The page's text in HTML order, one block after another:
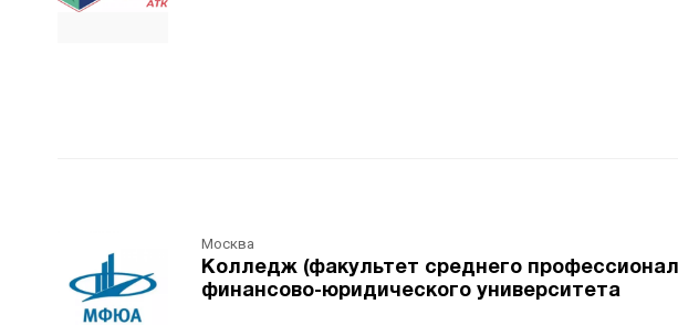
Москва
Колледж (факультет среднего
финансово-юридического университета